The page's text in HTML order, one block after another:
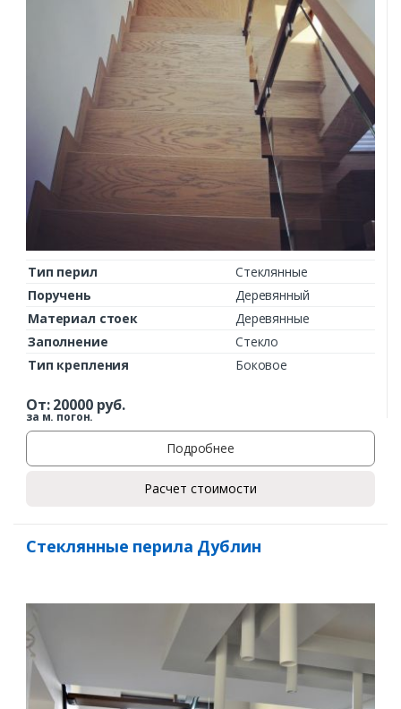
Тип перил
Стеклянные
Поручень
Деревянный
Материал стоек
Деревянные
Заполнение
Стекло
Тип крепления
Боковое
От:20000руб.
за м. погон.
Подробнее
Расчет стоимости
Стеклянные перила Дублин